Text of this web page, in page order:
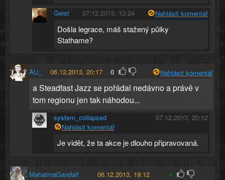
Geist 07.12.2013, 13:24 Nahlásit komentář
Došla legrace, máš stažený půlky
Stathame?
ALi_ 06.12.2013, 20:17 0 Nahlásit komentář
a Steadfast Jazz se pořádal nedávno a právě v
tom regionu jen tak náhodou...
system_collapsed
07.12.2013, 20:12
Nahlásit komentář
Je vidět, že ta akce je dlouho připravovaná.
MahatmaGandalf 06.12.2013, 19:12
4